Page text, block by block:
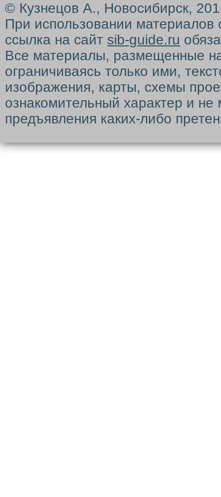
© Кузнецов А., Новосибирск,
При использовании материалов
ссылка на сайт sib-guide.ru
Все материалы, размещенные
ограничиваясь только ими,
изображения, карты, схемы
ознакомительный характер и
предъявления каких-либо